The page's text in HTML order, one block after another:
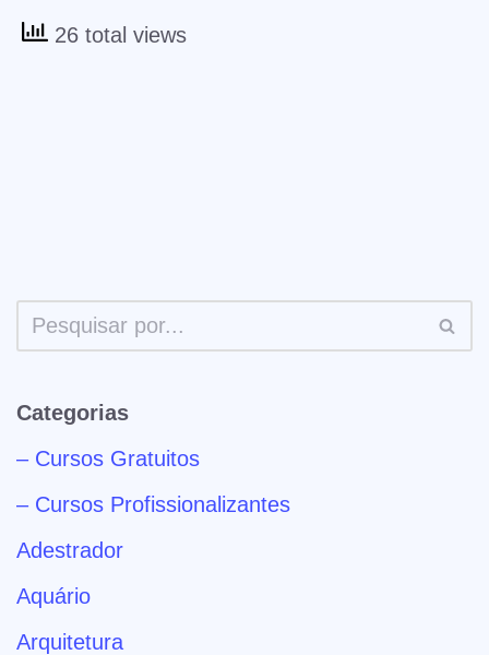
26 total views
Categorias
– Cursos Gratuitos
– Cursos Profissionalizantes
Adestrador
Aquário
Arquitetura